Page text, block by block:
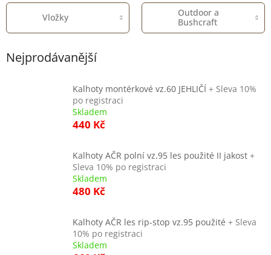
Vložky
Outdoor a
Bushcraft
Nejprodávanější
Kalhoty montérkové vz.60 JEHLIČÍ + Sleva 10%
po registraci
Skladem
440 Kč
Kalhoty AČR polní vz.95 les použité II jakost +
Sleva 10% po registraci
Skladem
480 Kč
Kalhoty AČR les rip-stop vz.95 použité + Sleva
10% po registraci
Skladem